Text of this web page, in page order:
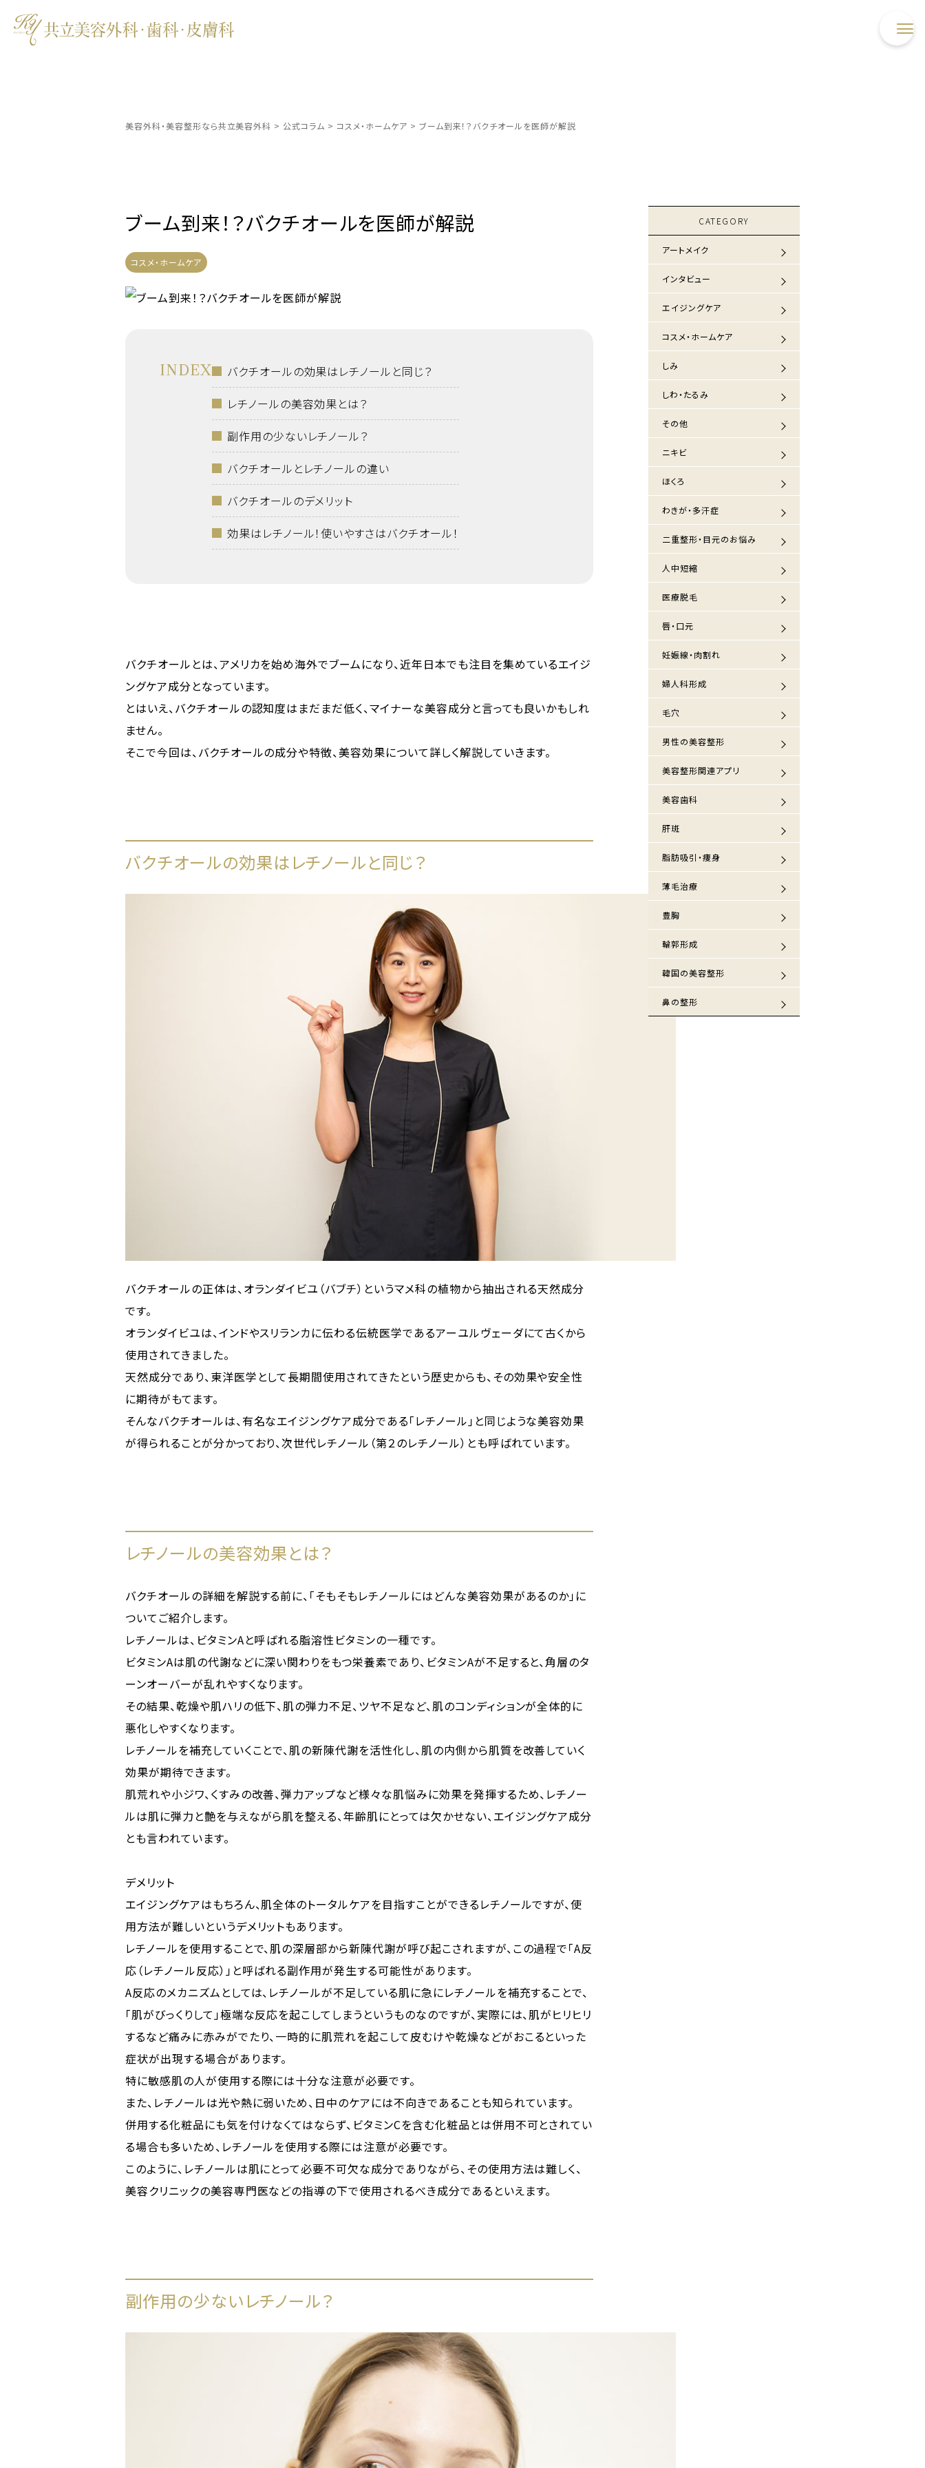
美容外科・美容整形なら共立美容外科 > 公式コラム > コスメ・ホームケア > ブーム到来！？バクチオールを医師が解説
ブーム到来！？バクチオールを医師が解説
コスメ・ホームケア
INDEX
バクチオールの効果はレチノールと同じ？
レチノールの美容効果とは？
副作用の少ないレチノール？
バクチオールとレチノールの違い
バクチオールのデメリット
効果はレチノール！使いやすさはバクチオール！
バクチオールとは、アメリカを始め海外でブームになり、近年日本でも注目を集めているエイジ
ングケア成分となっています。
とはいえ、バクチオールの認知度はまだまだ低く、マイナーな美容成分と言っても良いかもしれ
ません。
そこで今回は、バクチオールの成分や特徴、美容効果について詳しく解説していきます。
バクチオールの効果はレチノールと同じ？
バクチオールの正体は、オランダイビユ（バブチ）というマメ科の植物から抽出される天然成分
です。
オランダイビユは、インドやスリランカに伝わる伝統医学であるアーユルヴェーダにて古くから
使用されてきました。
天然成分であり、東洋医学として長期間使用されてきたという歴史からも、その効果や安全性
に期待がもてます。
そんなバクチオールは、有名なエイジングケア成分である「レチノール」と同じような美容効果
が得られることが分かっており、次世代レチノール（第２のレチノール）とも呼ばれています。
レチノールの美容効果とは？
バクチオールの詳細を解説する前に、「そもそもレチノールにはどんな美容効果があるのか」に
ついてご紹介します。
レチノールは、ビタミンAと呼ばれる脂溶性ビタミンの一種です。
ビタミンAは肌の代謝などに深い関わりをもつ栄養素であり、ビタミンAが不足すると、角層のタ
ーンオーバーが乱れやすくなります。
その結果、乾燥や肌ハリの低下、肌の弾力不足、ツヤ不足など、肌のコンディションが全体的に
悪化しやすくなります。
レチノールを補充していくことで、肌の新陳代謝を活性化し、肌の内側から肌質を改善していく
効果が期待できます。
肌荒れや小ジワ、くすみの改善、弾力アップなど様々な肌悩みに効果を発揮するため、レチノー
ルは肌に弾力と艶を与えながら肌を整える、年齢肌にとっては欠かせない、エイジングケア成分
とも言われています。
デメリット
エイジングケアはもちろん、肌全体のトータルケアを目指すことができるレチノールですが、使
用方法が難しいというデメリットもあります。
レチノールを使用することで、肌の深層部から新陳代謝が呼び起こされますが、この過程で「A反
応（レチノール反応）」と呼ばれる副作用が発生する可能性があります。
A反応のメカニズムとしては、レチノールが不足している肌に急にレチノールを補充することで、
「肌がびっくりして」極端な反応を起こしてしまうというものなのですが、実際には、肌がヒリヒリ
するなど痛みに赤みがでたり、一時的に肌荒れを起こして皮むけや乾燥などがおこるといった
症状が出現する場合があります。
特に敏感肌の人が使用する際には十分な注意が必要です。
また、レチノールは光や熱に弱いため、日中のケアには不向きであることも知られています。
併用する化粧品にも気を付けなくてはならず、ビタミンCを含む化粧品とは併用不可とされてい
る場合も多いため、レチノールを使用する際には注意が必要です。
このように、レチノールは肌にとって必要不可欠な成分でありながら、その使用方法は難しく、
美容クリニックの美容専門医などの指導の下で使用されるべき成分であるといえます。
副作用の少ないレチノール？
CATEGORY
アートメイク
インタビュー
エイジングケア
コスメ・ホームケア
しみ
しわ・たるみ
その他
ニキビ
ほくろ
わきが・多汗症
二重整形・目元のお悩み
人中短縮
医療脱毛
唇・口元
妊娠線・肉割れ
婦人科形成
毛穴
男性の美容整形
美容整形関連アプリ
美容歯科
肝斑
脂肪吸引・痩身
薄毛治療
豊胸
輪郭形成
韓国の美容整形
鼻の整形